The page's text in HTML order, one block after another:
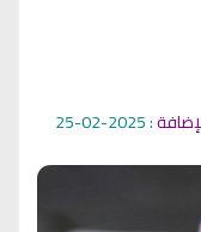
: 2025-02-25